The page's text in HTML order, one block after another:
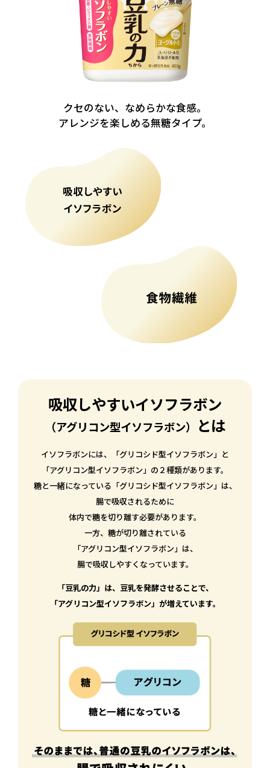
クセのない、なめらかな食感。
アレンジを楽しめる無糖タイプ。
吸収しやすいイソフラボン
（アグリコン型イソフラボン） とは
イソフラボンには、「グリコシド型イソフラボン」と
「アグリコン型イソフラボン」の２種類があります。
糖と一緒になっている「グリコシド型イソフラボン」は、
腸で吸収されるために
体内で糖を切り離す必要があります。
一方、糖が切り離されている
「アグリコン型イソフラボン」は、
腸で吸収しやすくなっています。
「豆乳の力」は、豆乳を発酵させることで、
「アグリコン型イソフラボン」が増えています。